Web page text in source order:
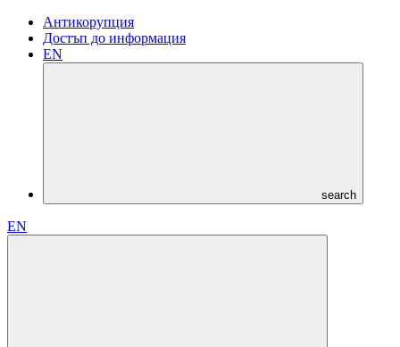
Антикорупция
Достъп до информация
EN
search
EN